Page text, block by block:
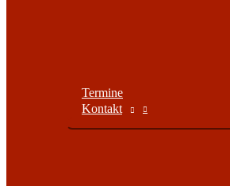
Termine
Kontakt